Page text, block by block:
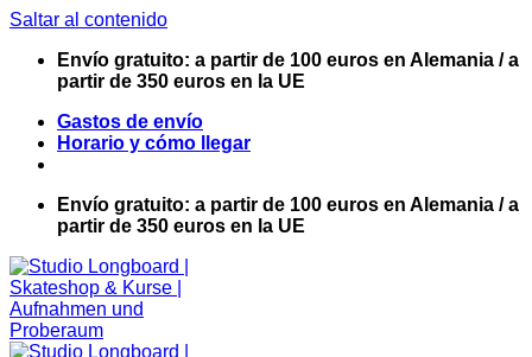
Saltar al contenido
Envío gratuito: a partir de 100 euros en Alemania / a
partir de 350 euros en la UE
Gastos de envío
Horario y cómo llegar
Envío gratuito: a partir de 100 euros en Alemania / a
partir de 350 euros en la UE